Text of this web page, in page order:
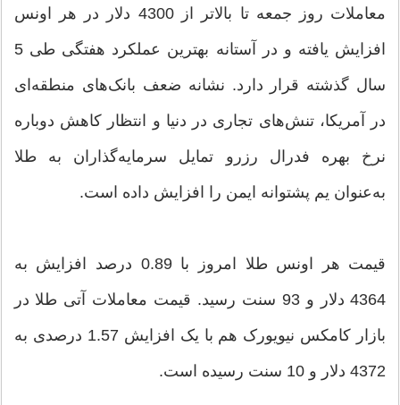
معاملات روز جمعه تا بالاتر از 4300 دلار در هر اونس
افزایش یافته و در آستانه بهترین عملکرد هفتگی طی 5
سال گذشته قرار دارد. نشانه ضعف بانک‌های منطقه‌ای
در آمریکا، تنش‌های تجاری در دنیا و انتظار کاهش دوباره
نرخ بهره فدرال رزرو تمایل سرمایه‌گذاران به طلا
به‌عنوان یم پشتوانه ایمن را افزایش داده است.
قیمت هر اونس طلا امروز با 0.89 درصد افزایش به
4364 دلار و 93 سنت رسید. قیمت معاملات آتی طلا در
بازار کامکس نیویورک هم با یک افزایش 1.57 درصدی به
4372 دلار و 10 سنت رسیده است.